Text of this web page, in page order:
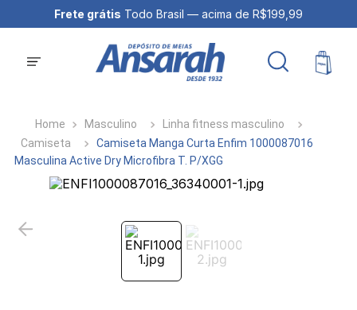
Frete grátis Todo Brasil — acima de R$199,99
Masculino
Linha fitness masculino
Camiseta
Camiseta Manga Curta Enfim 1000087016
Masculina Active Dry Microfibra T. P/XGG